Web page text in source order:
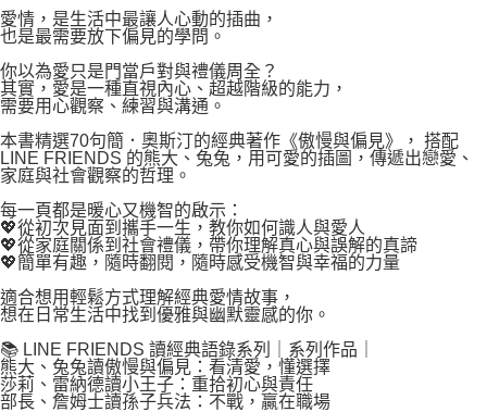
愛情，是生活中最讓人心動的插曲，
也是最需要放下偏見的學問。
你以為愛只是門當戶對與禮儀周全？
其實，愛是一種直視內心、超越階級的能力，
需要用心觀察、練習與溝通。
本書精選70句簡．奧斯汀的經典著作《傲慢與偏見》， 搭配
LINE FRIENDS 的熊大、兔兔，用可愛的插圖，傳遞出戀愛、
家庭與社會觀察的哲理。
每一頁都是暖心又機智的啟示：
💖從初次見面到攜手一生，教你如何識人與愛人
💖從家庭關係到社會禮儀，帶你理解真心與誤解的真諦
💖簡單有趣，隨時翻閱，隨時感受機智與幸福的力量
適合想用輕鬆方式理解經典愛情故事，
想在日常生活中找到優雅與幽默靈感的你。
📚 LINE FRIENDS 讀經典語錄系列｜系列作品｜
熊大、兔兔讀傲慢與偏見：看清愛，懂選擇
莎莉、雷納德讀小王子：重拾初心與責任
部長、詹姆士讀孫子兵法：不戰，贏在職場